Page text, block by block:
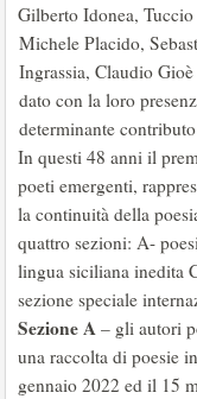
Gilberto Idonea,
Michele Placido,
Ingrassia, Claudio
dato con la loro
determinante
In questi 48 anni il
poeti emergenti,
la continuità della
quattro sezioni: A-
lingua siciliana inedita
sezione speciale
Sezione A – gli autori
una raccolta di poesie
gennaio 2022 ed il 15